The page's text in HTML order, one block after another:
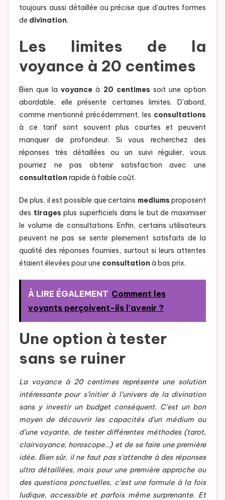
toujours aussi détaillée ou précise que d’autres formes
de divination.
Les limites de la
voyance à 20 centimes
Bien que lavoyance à 20 centimes soit une option
abordable, elle présente certaines limites. D’abord,
comme mentionné précédemment, les consultations
à ce tarif sont souvent plus courtes et peuvent
manquer de profondeur. Si vous recherchez des
réponses très détaillées ou un suivi régulier, vous
pourriez ne pas obtenir satisfaction avec une
consultation rapide à faible coût.
De plus, il est possible que certains mediums proposent
des tirages plus superficiels dans le but de maximiser
le volume de consultations. Enfin, certains utilisateurs
peuvent ne pas se sentir pleinement satisfaits de la
qualité des réponses fournies, surtout si leurs attentes
étaient élevées pour une consultation à bas prix.
À LIRE ÉGALEMENT Comment les
voyants perçoivent-ils l'avenir ?
Une option à tester
sans se ruiner
La voyance à 20 centimes représente une solution
intéressante pour s’initier à l’univers de la divination
sans y investir un budget conséquent. C’est un bon
moyen de découvrir les capacités d’un médium ou
d’une voyante, de tester différentes méthodes (tarot,
clairvoyance, horoscope…) et de se faire une première
idée. Bien sûr, il ne faut pas s’attendre à des réponses
ultra détaillées, mais pour une première approche ou
des questions ponctuelles, c’est une formule à la fois
ludique, accessible et parfois même surprenante. Et